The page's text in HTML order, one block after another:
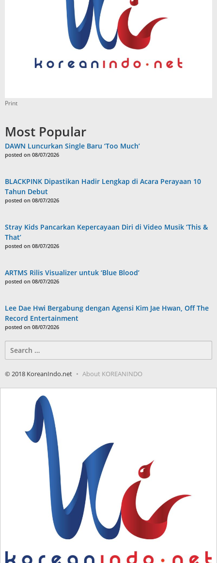
Print
Most Popular
DAWN Luncurkan Single Baru ‘Too Much’
posted on 08/07/2026
BLACKPINK Dipastikan Hadir Lengkap di Acara Perayaan 10
Tahun Debut
posted on 08/07/2026
Stray Kids Pancarkan Kepercayaan Diri di Video Musik ‘This &
That’
posted on 08/07/2026
ARTMS Rilis Visualizer untuk ‘Blue Blood’
posted on 08/07/2026
Lee Dae Hwi Bergabung dengan Agensi Kim Jae Hwan, Off The
Record Entertainment
posted on 08/07/2026
for:
© 2018 KoreanIndo.net About KOREANINDO